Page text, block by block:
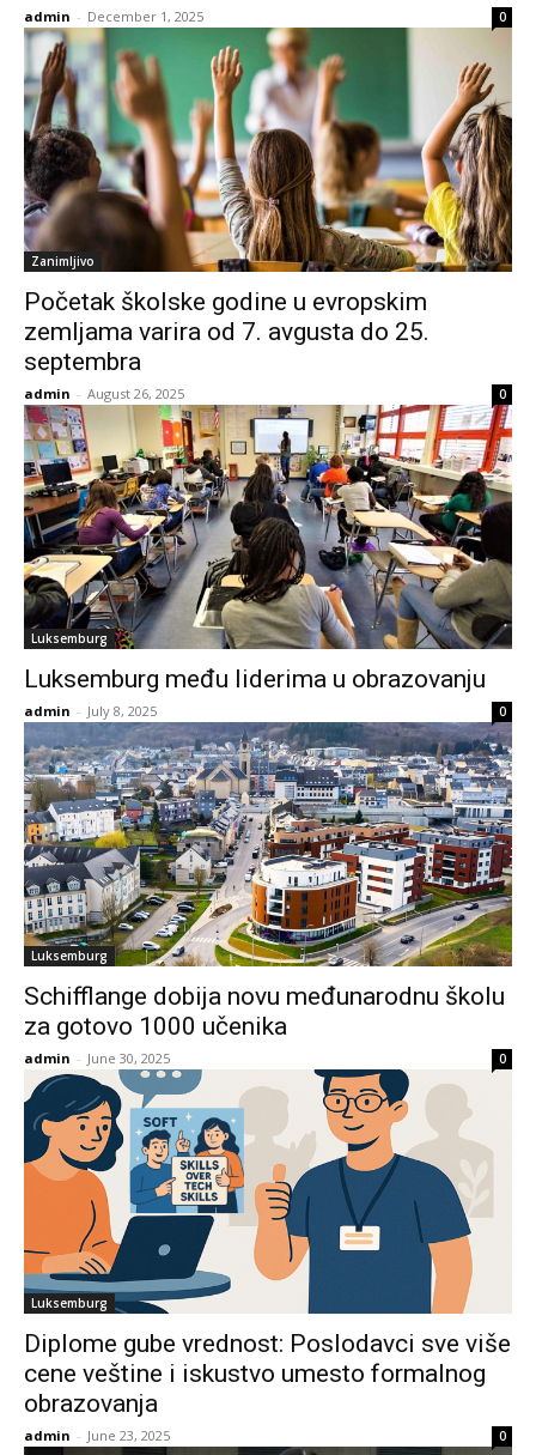
admin - December 1, 2025 0
Zanimljivo
Početak školske godine u evropskim
zemljama varira od 7. avgusta do 25.
septembra
admin - August 26, 2025 0
Luksemburg
Luksemburg među liderima u obrazovanju
admin - July 8, 2025 0
Luksemburg
Schifflange dobija novu međunarodnu školu
za gotovo 1000 učenika
admin - June 30, 2025 0
Luksemburg
Diplome gube vrednost: Poslodavci sve više
cene veštine i iskustvo umesto formalnog
obrazovanja
admin - June 23, 2025 0